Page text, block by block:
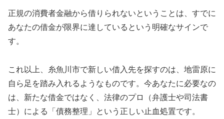
正規の消費者金融から借りられないということは、すでに
あなたの借金が限界に達しているという明確なサインで
す。
これ以上、糸魚川市で新しい借入先を探すのは、地雷原に
自ら足を踏み入れるようなものです。今あなたに必要なの
は、新たな借金ではなく、法律のプロ（弁護士や司法書
士）による「債務整理」という正しい止血処置です。